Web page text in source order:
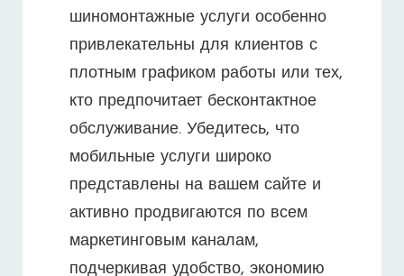
шиномонтажные услуги особенно
привлекательны для клиентов с
плотным графиком работы или тех,
кто предпочитает бесконтактное
обслуживание. Убедитесь, что
мобильные услуги широко
представлены на вашем сайте и
активно продвигаются по всем
маркетинговым каналам,
подчеркивая удобство, экономию